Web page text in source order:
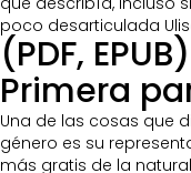
poco desarticulada
(PDF,
Primera
Una de las cosas que
género es su
más gratis de la